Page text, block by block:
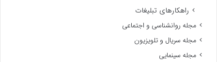
راهکارهای تبلیغات
مجله روانشناسی و اجتماعی
مجله سریال و تلویزیون
مجله سینمایی